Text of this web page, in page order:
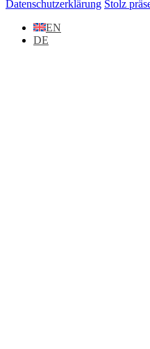
Datenschutzerklärung Stolz
EN
DE